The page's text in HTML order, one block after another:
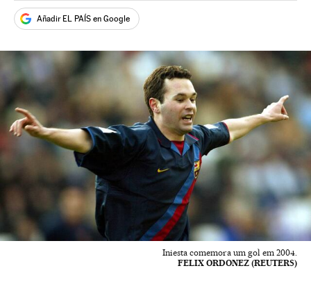
Añadir EL PAÍS en Google
Iniesta comemora um gol em 2004.
FELIX ORDONEZ (REUTERS)